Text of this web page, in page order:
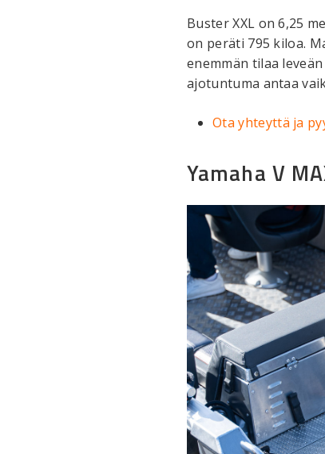
Buster XXL on 6,25
on peräti 795 kiloa.
enemmän tilaa
ajotuntuma antaa
Ota yhteyttä ja
Yamaha V